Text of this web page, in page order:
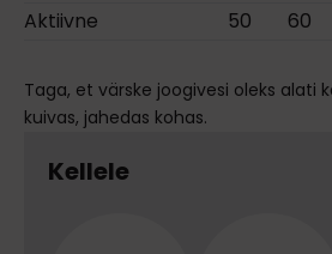
Aktiivne
50 60
Taga, et värske joogivesi oleks alati
kuivas, jahedas kohas.
Kellele